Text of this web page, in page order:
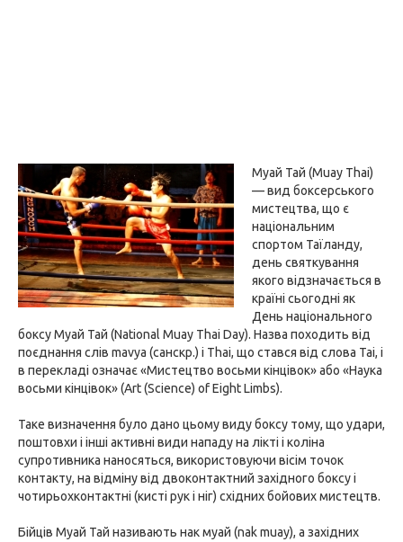
Муай Тай (Muay Thai)
— вид боксерського
мистецтва, що є
національним
спортом Таїланду,
день святкування
якого відзначається в
країні сьогодні як
День національного
боксу Муай Тай (National Muay Thai Day). Назва походить від
поєднання слів mavya (санскр.) і Thai, що стався від слова Tai, і
в перекладі означає «Мистецтво восьми кінцівок» або «Наука
восьми кінцівок» (Art (Science) of Eight Limbs).
Таке визначення було дано цьому виду боксу тому, що удари,
поштовхи і інші активні види нападу на лікті і коліна
супротивника наносяться, використовуючи вісім точок
контакту, на відміну від двоконтактний західного боксу і
чотирьохконтактні (кисті рук і ніг) східних бойових мистецтв.
Бійців Муай Тай називають нак муай (nak muay), а західних